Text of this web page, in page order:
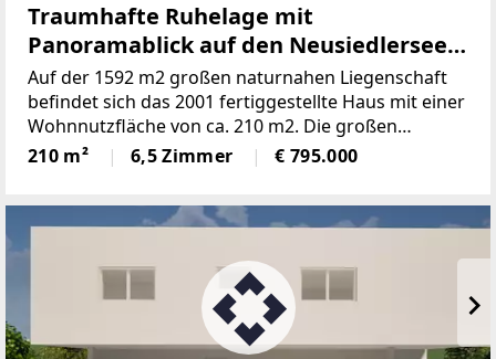
Traumhafte Ruhelage mit
Panoramablick auf den Neusiedlersee
(Provisionsfrei)
Auf der 1592 m2 großen naturnahen Liegenschaft
befindet sich das 2001 fertiggestellte Haus mit einer
Wohnnutzfläche von ca. 210 m2. Die großen
Fensterspenden viel Tageslicht und ermöglichen auf
mehreren Ebenen einenaußergewöhnlichen Blick
210 m² 6,5 Zimmer € 795.000